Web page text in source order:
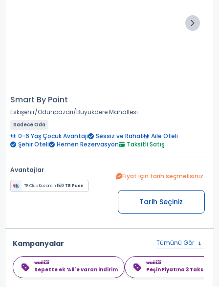
Smart By Point
Eskişehir Odunpazarı Büyükdere Mahallesi
Sadece Oda
0-6 Yaş Çocuk Avantajı Sessiz ve Rahat
Aile Oteli
Şehir Oteli
Hemen Rezervasyon Taksitli Satış
Avantajlar
TB Club Kazancın150 TB Puan
Fiyat için tarih seçmelisiniz
Tarih Seçiniz
Kampanyalar Tümünü Gör
Sepette ek %8'e varan indirim Peşin Fiyatına 3 Taksit